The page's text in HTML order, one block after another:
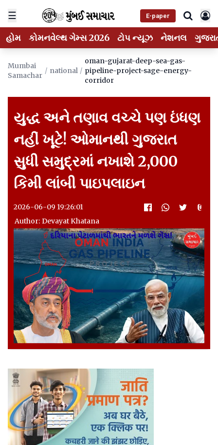
☰ E-paper
હોમ કોમનવેલ્થ ગેમ્સ 2026 ટોપ ન્યૂઝ નેશનલ
Mumbai
Samachar
/ national /
oman-gujarat-deep-sea-gas-
pipeline-project-sage-energy-
corridor
યુદ્ધ અને તણાવ વચ્ચે પણ ઇંધણ
નહીં ખૂટે! ઓમાનથી ગુજરાત
સુધી સમુદ્રમાં નખાશે 2,000
કિમી લાંબી પાઇપલાઇન
2026-06-09 19:26:01
Author: Devayat Khatana